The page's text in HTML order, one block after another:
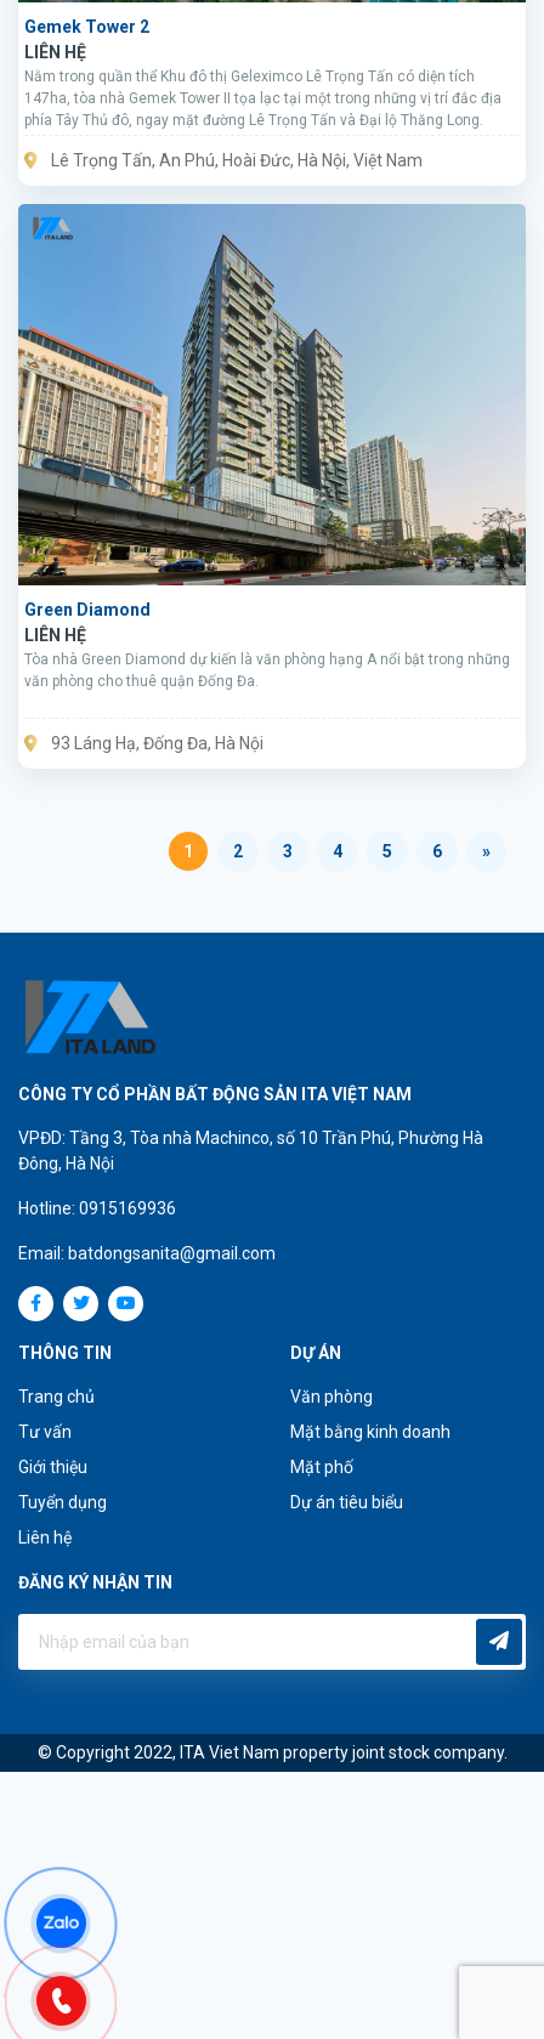
Gemek Tower 2
LIÊN HỆ
Nằm trong quần thể Khu đô thị Geleximco Lê Trọng Tấn có diện tích
147ha, tòa nhà Gemek Tower II tọa lạc tại một trong những vị trí đắc địa
phía Tây Thủ đô, ngay mặt đường Lê Trọng Tấn và Đại lộ Thăng Long.
Lê Trọng Tấn, An Phú, Hoài Đức, Hà Nội, Việt Nam
Green Diamond
LIÊN HỆ
Tòa nhà Green Diamond dự kiến là văn phòng hạng A nổi bật trong những
văn phòng cho thuê quận Đống Đa.
93 Láng Hạ, Đống Đa, Hà Nội
1 2 3 4 5 6 »
CÔNG TY CỔ PHẦN BẤT ĐỘNG SẢN ITA VIỆT NAM
VPĐD: Tầng 3, Tòa nhà Machinco, số 10 Trần Phú, Phường Hà
Đông, Hà Nội
Hotline: 0915169936
Email: batdongsanita@gmail.com
THÔNG TIN
Trang chủ
Tư vấn
Giới thiệu
Tuyển dụng
Liên hệ
DỰ ÁN
Văn phòng
Mặt bằng kinh doanh
Mặt phố
Dự án tiêu biểu
ĐĂNG KÝ NHẬN TIN
© Copyright 2022, ITA Viet Nam property joint stock company.